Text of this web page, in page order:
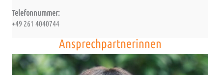
Telefonnummer:
+49 261 4040744
Ansprechpartnerinnen